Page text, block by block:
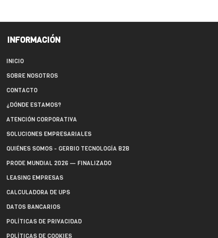
INFORMACIÓN
INICIO
SOBRE NOSOTROS
CONTACTO
¿DÓNDE ESTAMOS?
ATENCIÓN CORPORATIVA
SOLUCIONES EMPRESARIALES
QUIÉNES SOMOS - GERBIO TECNOLOGÍA B2B
PRODE MUNDIAL 2026 — FINALIZADO
LEASING EMPRESAS
CALCULADORA DE UPS
DATOS BANCARIOS
POLÍTICAS DE PRIVACIDAD
POLÍTICAS DE COOKIES